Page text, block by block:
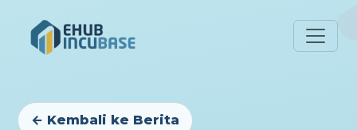
← Kembali ke Berita